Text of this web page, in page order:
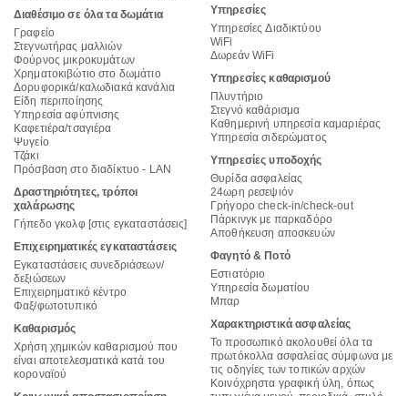
Διαθέσιμο σε όλα τα δωμάτια
Γραφείο
Στεγνωτήρας μαλλιών
Φούρνος μικροκυμάτων
Χρηματοκιβώτιο στο δωμάτιο
Δορυφορικά/καλωδιακά κανάλια
Είδη περιποίησης
Υπηρεσία αφύπνισης
Καφετιέρα/τσαγιέρα
Ψυγείο
Τζάκι
Πρόσβαση στο διαδίκτυο - LAN
Δραστηριότητες, τρόποι
χαλάρωσης
Γήπεδο γκολφ [στις εγκαταστάσεις]
Επιχειρηματικές εγκαταστάσεις
Εγκαταστάσεις συνεδριάσεων/
δεξιώσεων
Επιχειρηματικό κέντρο
Φαξ/φωτοτυπικό
Καθαρισμός
Χρήση χημικών καθαρισμού που
είναι αποτελεσματικά κατά του
κοροναϊού
Υπηρεσίες
Υπηρεσίες Διαδικτύου
WiFi
Δωρεάν WiFi
Υπηρεσίες καθαρισμού
Πλυντήριο
Στεγνό καθάρισμα
Καθημερινή υπηρεσία καμαριέρας
Υπηρεσία σιδερώματος
Υπηρεσίες υποδοχής
Θυρίδα ασφαλείας
24ωρη ρεσεψιόν
Γρήγορο check-in/check-out
Πάρκινγκ με παρκαδόρο
Αποθήκευση αποσκευών
Φαγητό & Ποτό
Εστιατόριο
Υπηρεσία δωματίου
Μπαρ
Χαρακτηριστικά ασφαλείας
Το προσωπικό ακολουθεί όλα τα
πρωτόκολλα ασφαλείας σύμφωνα με
τις οδηγίες των τοπικών αρχών
Κοινόχρηστα γραφική ύλη, όπως